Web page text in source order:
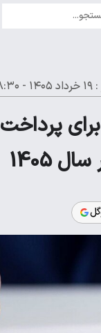
:۱۹ خرداد ۱۴۰۵ - ۱۸:۳۰
پرداخت
1405